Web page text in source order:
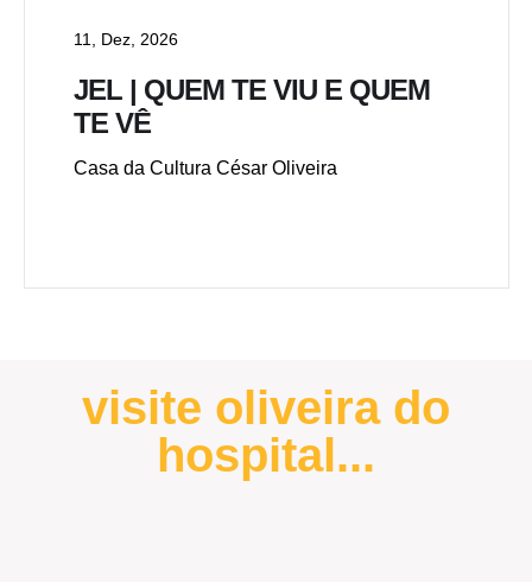
11, Dez, 2026
JEL | QUEM TE VIU E QUEM
TE VÊ
Casa da Cultura César Oliveira
visite oliveira do
hospital...